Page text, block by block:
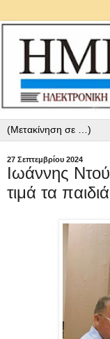
27 Σεπτεμβρίου 2024
Ιωάννης
τιμά τα